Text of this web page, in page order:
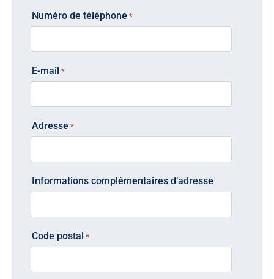
Numéro de téléphone *
E-mail *
Adresse *
Informations complémentaires d’adresse
Code postal *